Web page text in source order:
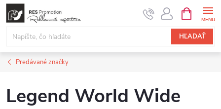
Prejsť
obsah
HĽADAŤ
KOŠÍK
Predávané značky
Legend World Wide